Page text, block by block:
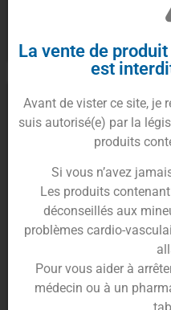
Choix des options
Concentré Bonbon fraise
Cirkus (10ml & 30ml) – VDLV
La vente de
est
Avant de vister ce site, je
suis autorisé(e) par la
produits
Si vous n’avez
Les produits
déconseillés aux
problèmes cardio-
Pour vous aider à
médecin ou à un